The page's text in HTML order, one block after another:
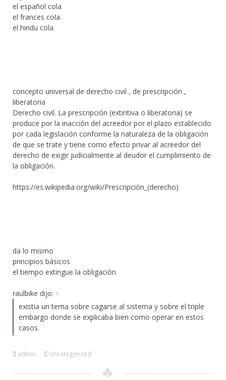
el español cola
el frances cola
el hindu cola
concepto universal de derecho civil , de prescripción ,
liberatoria
Derecho civil. La prescripción (extintiva o liberatoria) se
produce por la inacción del acreedor por el plazo establecido
por cada legislación conforme la naturaleza de la obligación
de que se trate y tiene como efecto privar al acreedor del
derecho de exigir judicialmente al deudor el cumplimiento de
la obligación.
https://es.wikipedia.org/wiki/Prescripción_(derecho)
da lo mismo
principios básicos
el tiempo extingue la obligación
raulbike dijo: ↑
existia un tema sobre cagarse al sistema y sobre el triple
embargo donde se explicaba bien como operar en estos
casos.
admin Uncategorized